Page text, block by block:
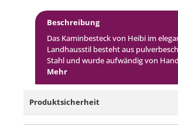
Beschreibung
Das Kaminbesteck von Heibi im
Landhausstil besteht aus
Stahl und wurde aufwändig von
Mehr
Produktsicherheit